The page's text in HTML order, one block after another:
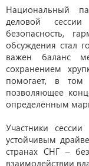
Национальный
деловой сессии
безопасность,
обсуждения стал
важен баланс
сохранением
помогает, в том
позволяющее
определённым
Участники
устойчивым
странах СНГ –
взаимодействии